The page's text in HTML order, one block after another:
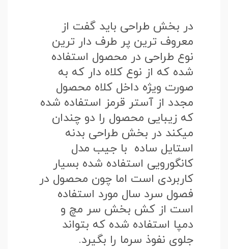
در بخش طراحی باید گفت از
معروف ترین پر طرف دار ترین
نوع طراحی در محصول استفاده
شده که از نوع کلاه دار که به
صورت ویژه داخل کلاه محصول
مجدد از آستر قرمز استفاده شده
که زیبایی محصول را دو چندان
میکند در بخش طراحی بدنه
استایل ساده با جیب مدل
کانگورویی استفاده شده بسیار
کاربردی است اما چون محصول در
فصول سرد سال مورد استفاده
است از کش بخش سر مچ و
دمپا استفاده شده که بتواند
جلوی نفوذ سرما را بگیرد.